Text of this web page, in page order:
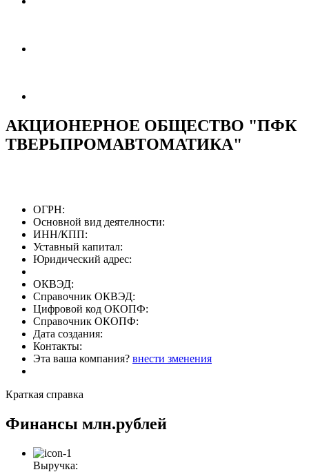
АКЦИОНЕРНОЕ ОБЩЕСТВО "ПФК
ТВЕРЬПРОМАВТОМАТИКА"
ОГРН:
Основной вид деятелности:
ИНН/КПП:
Уставный капитал:
Юридический адрес:
ОКВЭД:
Справочник ОКВЭД:
Цифровой код ОКОПФ:
Справочник ОКОПФ:
Дата создания:
Контакты:
Эта ваша компания? внести зменения
Краткая справка
Финансы млн.рублей
Выручка: